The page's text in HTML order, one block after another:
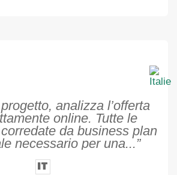
analizza l’offerta
online. Tutte le
da business plan
necessario per una...”
IT